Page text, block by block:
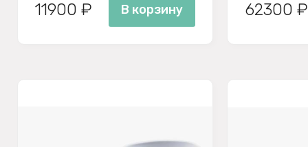
11900 ₽ В корзину 62300 ₽